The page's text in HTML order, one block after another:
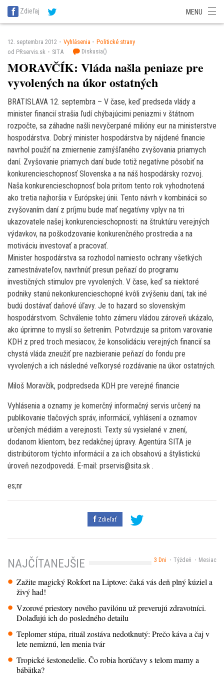
SITA Energetika
SITA Potravinárstvo
Zdieľaj MENU
12. septembra 2012 Vyhlásenia
Politické strany
od PRservis.sk
SITA Diskusia()
MORAVČÍK: Vláda našla peniaze pre
vyvolených na úkor ostatných
BRATISLAVA 12. septembra – V čase, keď predseda vlády a
minister financií strašia ľudí chýbajúcimi peniazmi v štátnom
rozpočte, sa záhadne našli nevyčerpané milióny eur na ministerstve
hospodárstva. Dobrý minister hospodárstva by nájdené financie
navrhol použiť na zmiernenie zamýšľaného zvyšovania priamych
daní. Zvyšovanie priamych daní bude totiž negatívne pôsobiť na
konkurencieschopnosť Slovenska a na náš hospodársky rozvoj.
Naša konkurencieschopnosť bola pritom tento rok vyhodnotená
ako tretia najhoršia v Európskej únii. Tento návrh v kombinácii so
zvyšovaním daní z príjmu bude mať negatívny vplyv na tri
ukazovatele našej konkurencieschopnosti: na štruktúru verejných
výdavkov, na poškodzovanie konkurenčného prostredia a na
motiváciu investovať a pracovať.
Minister hospodárstva sa rozhodol namiesto ochrany všetkých
zamestnávateľov, navrhnúť presun peňazí do programu
investičných stimulov pre vyvolených. V čase, keď sa niektoré
podniky stanú nekonkurencieschopné kvôli zvýšeniu daní, tak iné
budú dostávať daňové úľavy. Je to hazard so slovenským
hospodárstvom. Schválenie tohto zámeru vládou zároveň ukázalo,
ako úprimne to myslí so šetrením. Potvrdzuje sa pritom varovanie
KDH z pred troch mesiacov, že konsolidáciu verejných financií sa
chystá vláda zneužiť pre nazbieranie peňazí do fondu pre
vyvolených a ich následné veľkorysé rozdávanie na úkor ostatných.
Miloš Moravčík, podpredseda KDH pre verejné financie
Vyhlásenia a oznamy je komerčný informačný servis určený na
publikovanie tlačových správ, informácií, vyhlásení a oznamov
určených médiám a verejnosti. Texty sú vysielané v znení,
dodanom klientom, bez redakčnej úpravy. Agentúra SITA je
distribútorom týchto informácií a za ich obsahovú a štylistickú
úroveň nezodpovedá. E-mail: prservis@sita.sk .
es;nr
Zdieľať
3 Dni Týždeň Mesiac
NAJČÍTANEJŠIE
Zažite magický Rokfort na Liptove: čaká vás deň plný kúziel a
živý had!
Vzorové priestory nového pavilónu už preverujú zdravotníci.
Dolaďujú ich do posledného detailu
Teplomer stúpa, rituál zostáva nedotknutý: Prečo káva a čaj v
lete nemiznú, len menia tvár
Tropické šestonedelie. Čo robia horúčavy s telom mamy a
bábätka?